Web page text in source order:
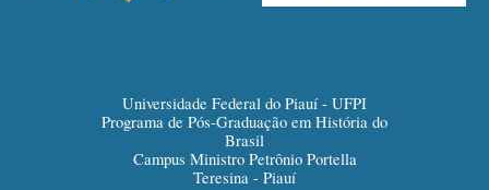
Universidade Federal do Piauí - UFPI
Programa de Pós-Graduação em História do
Brasil
Campus Ministro Petrônio Portella
Teresina - Piauí